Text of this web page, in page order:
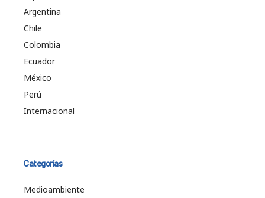
Argentina
Chile
Colombia
Ecuador
México
Perú
Internacional
Categorías
Medioambiente